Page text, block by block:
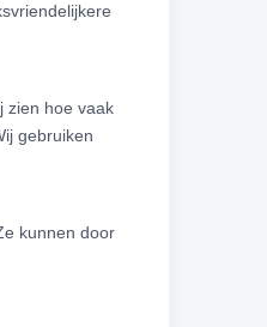
zien hoe vaak
gebruiken
kunnen door